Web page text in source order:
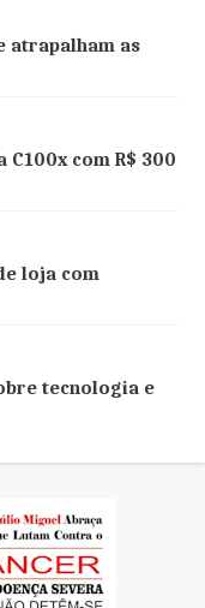
atrapalham as
com R$ 300
loja com
tecnologia e